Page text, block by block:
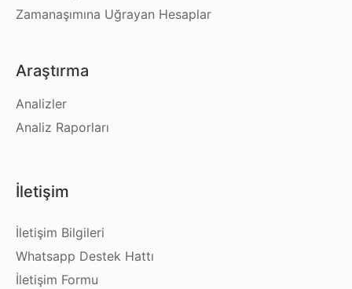
Zamanaşımına Uğrayan Hesaplar
Araştırma
Analizler
Analiz Raporları
İletişim
İletişim Bilgileri
Whatsapp Destek Hattı
İletişim Formu